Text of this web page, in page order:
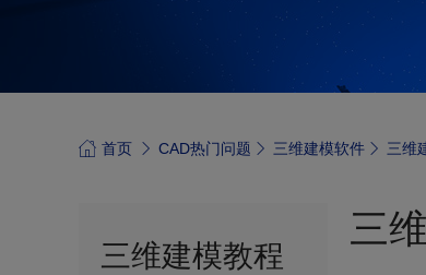
首页 CAD热门问题 三维建模软件 三维
三维建模教程
三